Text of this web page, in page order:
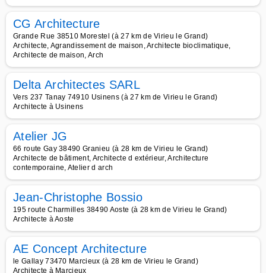
CG Architecture
Grande Rue 38510 Morestel (à 27 km de Virieu le Grand)
Architecte, Agrandissement de maison, Architecte bioclimatique,
Architecte de maison, Arch
Delta Architectes SARL
Vers 237 Tanay 74910 Usinens (à 27 km de Virieu le Grand)
Architecte à Usinens
Atelier JG
66 route Gay 38490 Granieu (à 28 km de Virieu le Grand)
Architecte de bâtiment, Architecte d extérieur, Architecture
contemporaine, Atelier d arch
Jean-Christophe Bossio
195 route Charmilles 38490 Aoste (à 28 km de Virieu le Grand)
Architecte à Aoste
AE Concept Architecture
le Gallay 73470 Marcieux (à 28 km de Virieu le Grand)
Architecte à Marcieux